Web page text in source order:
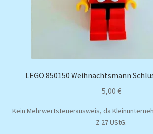
LEGO 850150 Weihnachtsmann
5,00 €
Kein Mehrwertsteuerausweis, da
Z 27 UStG.